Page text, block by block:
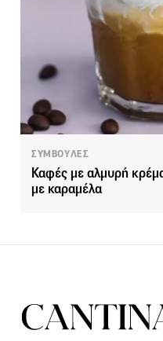
ΣΥΜΒΟΥΛΕΣ
Καφές με αλμυρή
με καραμέλα